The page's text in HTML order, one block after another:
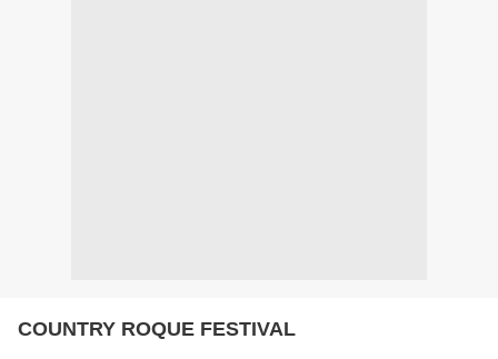
COUNTRY ROQUE FESTIVAL